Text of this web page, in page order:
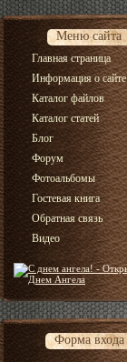
Меню сайта
Главная страница
Информация о сайте
Каталог файлов
Каталог статей
Блог
Форум
Фотоальбомы
Гостевая книга
Обратная связь
Видео
Форма входа